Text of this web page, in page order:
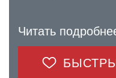
Читать